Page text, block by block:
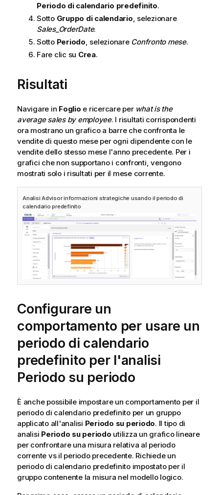
Periodo di calendario predefinito.
Sotto Gruppo di calendario, selezionare
Sales_OrderDate.
Sotto Periodo, selezionare Confronto mese.
Fare clic su Crea.
Risultati
Navigare in Foglio e ricercare per what is the
average sales by employee. I risultati corrispondenti
ora mostrano un grafico a barre che confronta le
vendite di questo mese per ogni dipendente con le
vendite dello stesso mese l'anno precedente. Per i
grafici che non supportano i confronti, vengono
mostrati solo i risultati per il mese corrente.
Analisi Advisor informazioni strategiche usando il periodo di
calendario predefinito
Configurare un
comportamento per usare un
periodo di calendario
predefinito per l'analisi
Periodo su periodo
È anche possibile impostare un comportamento per il
periodo di calendario predefinito per un gruppo
applicato all'analisi Periodo su periodo. Il tipo di
analisi Periodo su periodo utilizza un grafico lineare
per confrontare una misura relativa al periodo
corrente vs il periodo precedente. Richiede un
periodo di calendario predefinito impostato per il
gruppo contenente la misura nel modello logico.